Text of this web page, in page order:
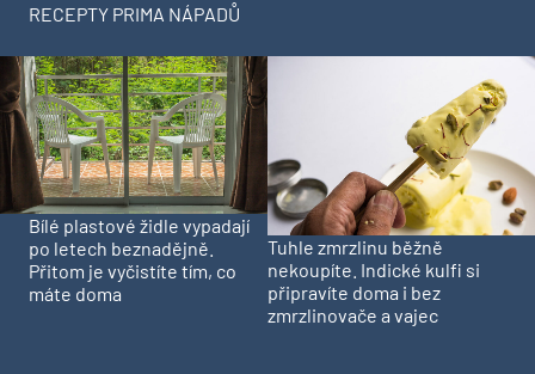
RECEPTY PRIMA NÁPADŮ
Bílé plastové židle vypadají
po letech beznadějně.
Přitom je vyčistíte tím, co
máte doma
Tuhle zmrzlinu běžně
nekoupíte. Indické kulfi si
připravíte doma i bez
zmrzlinovače a vajec